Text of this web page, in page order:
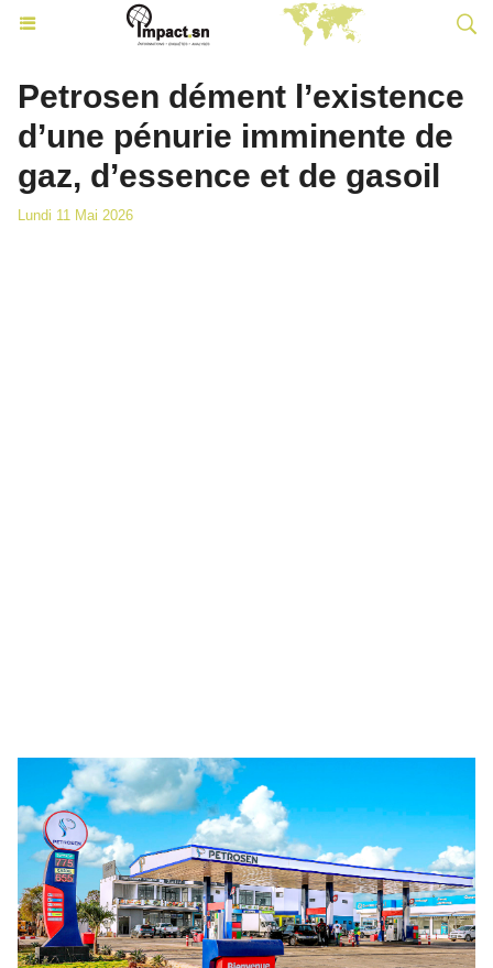
Petrosen dément l’existence
d’une pénurie imminente de
gaz, d’essence et de gasoil
Lundi 11 Mai 2026